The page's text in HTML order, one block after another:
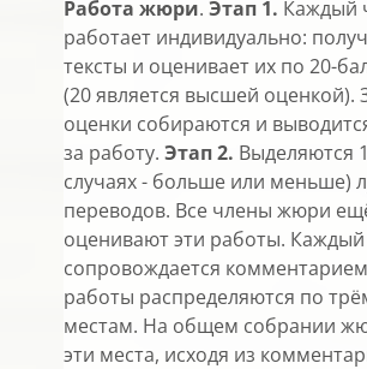
Работа жюри. Этап 1. Каждый
работает индивидуально:
тексты и оценивает их по 20-
(20 является высшей оценкой).
оценки собираются и
за работу. Этап 2. Выделяются
случаях - больше или меньше)
переводов. Все члены жюри
оценивают эти работы.
сопровождается
работы распределяются по
местам. На общем собрании
эти места, исходя из